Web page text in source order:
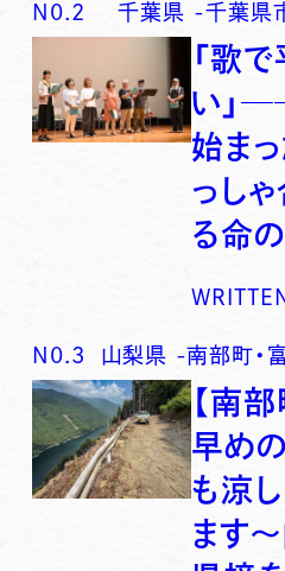
N0. 2 千葉県 -千葉県
「歌
い」
始ま
っし
る命
N0. 3 山梨県 -南部町・
【南
早め
も涼
ます